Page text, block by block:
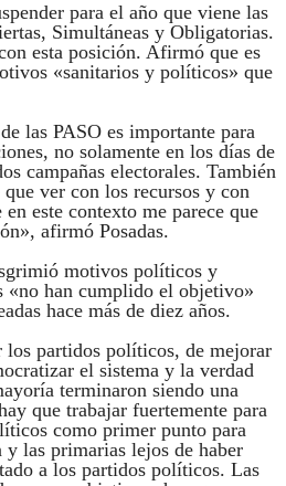
para el año que viene las
Simultáneas y Obligatorias.
esta posición. Afirmó que es
«sanitarios y políticos» que
las PASO es importante para
no solamente en los días de
campañas electorales. También
ver con los recursos y con
este contexto me parece que
afirmó Posadas.
motivos políticos y
«no han cumplido el objetivo»
hace más de diez años.
los partidos políticos, de mejorar
el sistema y la verdad
terminaron siendo una
que trabajar fuertemente para
como primer punto para
las primarias lejos de haber
a los partidos políticos. Las